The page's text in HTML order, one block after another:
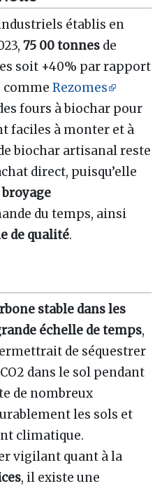
établis en
75 00 tonnes de
soit +40% par rapport
comme Rezomes
fours à biochar pour
faciles à monter et à
biochar artisanal reste
direct, puisqu’elle
broyage
du temps, ainsi
de qualité.
stable dans les
échelle de temps,
de séquestrer
dans le sol pendant
de nombreux
les sols et
climatique.
vigilant quant à la
, il existe une